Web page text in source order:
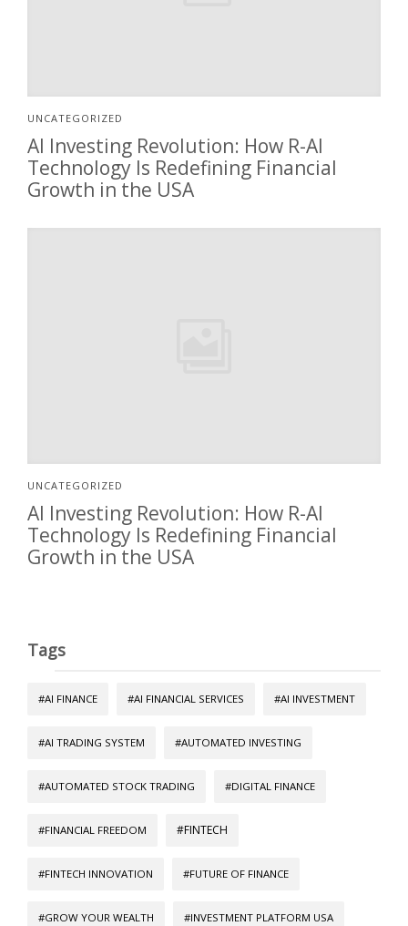
UNCATEGORIZED
AI Investing Revolution: How R-AI
Technology Is Redefining Financial
Growth in the USA
UNCATEGORIZED
AI Investing Revolution: How R-AI
Technology Is Redefining Financial
Growth in the USA
Tags
#AI FINANCE #AI FINANCIAL SERVICES #AI INVESTMENT
#AI TRADING SYSTEM #AUTOMATED INVESTING
#AUTOMATED STOCK TRADING #DIGITAL FINANCE
#FINANCIAL FREEDOM #FINTECH
#FINTECH INNOVATION #FUTURE OF FINANCE
#GROW YOUR WEALTH #INVESTMENT PLATFORM USA